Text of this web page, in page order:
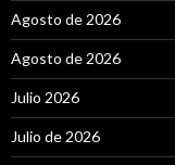
Agosto de 2026
Agosto de 2026
Julio 2026
Julio de 2026